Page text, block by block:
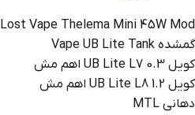
Lost Vape Thelema Mini 45W Mod
گمشده Vape UB Lite Tank
کویل UB Lite L7 0.3 اهم مش
کویل UB Lite L8 1.2 اهم مش
دهانی MTL